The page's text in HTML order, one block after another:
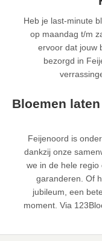
Heb je last-minute
op maandag t/m
ervoor dat jouw
bezorgd in
Bloemen
Feijenoord is
dankzij onze
we in de hele
garanderen. Of
jubileum, een
moment. Via